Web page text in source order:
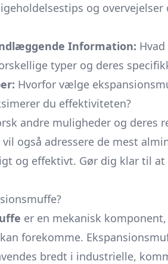
og
Information:
typer og deres
Hvorfor vælge
du effektiviteten?
andre muligheder og deres
vil også adressere de mest
og effektivt. Gør dig klar til
er en mekanisk
forekomme.
bredt i industrielle,